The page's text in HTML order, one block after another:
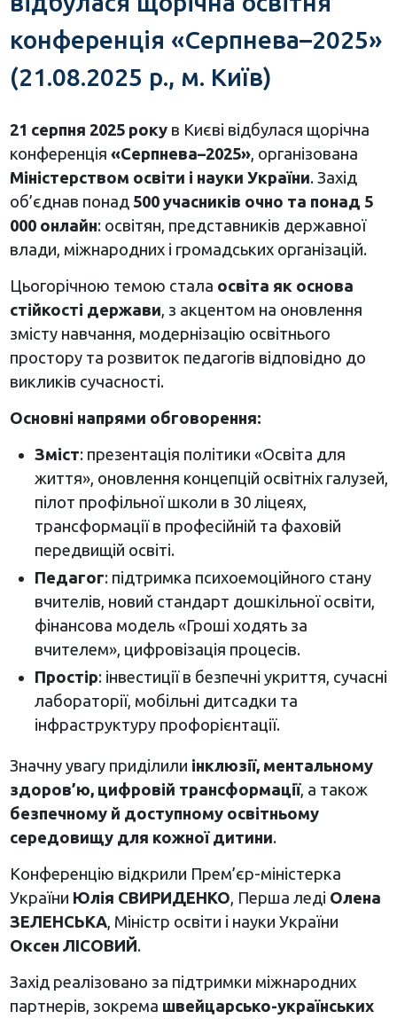
конференція «Серпнева–2025»
(21.08.2025 р., м. Київ)
21 серпня 2025 рокув Києві відбулася щорічна
конференція «Серпнева–2025», організована
Міністерством освіти і науки України. Захід
об’єднав понад 500 учасників очно та понад 5
000 онлайн: освітян, представників державної
влади, міжнародних і громадських організацій.
Цьогорічною темою стала освіта як основа
стійкості держави , з акцентом на оновлення
змісту навчання, модернізацію освітнього
простору та розвиток педагогів відповідно до
викликів сучасності.
Основні напрями обговорення:
Зміст: презентація політики «Освіта для
життя», оновлення концепцій освітніх галузей,
пілот профільної школи в 30 ліцеях,
трансформації в професійній та фаховій
передвищій освіті.
Педагог: підтримка психоемоційного стану
вчителів, новий стандарт дошкільної освіти,
фінансова модель «Гроші ходять за
вчителем», цифровізація процесів.
Простір: інвестиції в безпечні укриття, сучасні
лабораторії, мобільні дитсадки та
інфраструктуру профорієнтації.
Значну увагу приділили інклюзії, ментальному
здоров’ю, цифровій трансформації, а також
безпечному й доступному освітньому
середовищу для кожної дитини.
Конференцію відкрили Прем’єр-міністерка
України Юлія СВИРИДЕНКО , Перша леді Олена
ЗЕЛЕНСЬКА, Міністр освіти і науки України
Оксен ЛІСОВИЙ.
Захід реалізовано за підтримки міжнародних
партнерів, зокрема швейцарсько-українських